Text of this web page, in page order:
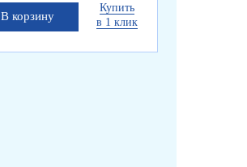
В корзину
Купить
в 1 клик